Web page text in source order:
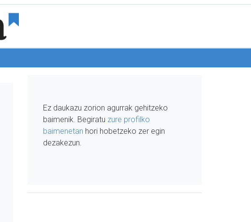
Ez daukazu zorion agurrak gehitzeko
baimenik. Begiratu zure profilko
baimenetan hori hobetzeko zer egin
dezakezun.